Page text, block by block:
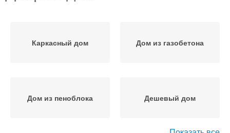
Каркасный дом Дом из газобетона
Дом из пеноблока Дешевый дом